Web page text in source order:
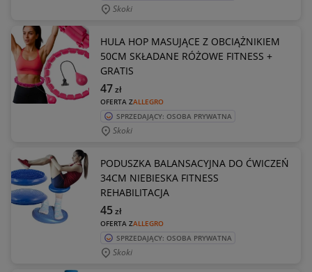
Skoki
HULA HOP MASUJĄCE Z OBCIĄŻNIKIEM
50CM SKŁADANE RÓŻOWE FITNESS +
GRATIS
OFERTA ZALLEGRO
47zł
SPRZEDAJĄCY: OSOBA PRYWATNA
Skoki
PODUSZKA BALANSACYJNA DO ĆWICZEŃ
34CM NIEBIESKA FITNESS
REHABILITACJA
OFERTA ZALLEGRO
45zł
SPRZEDAJĄCY: OSOBA PRYWATNA
Skoki